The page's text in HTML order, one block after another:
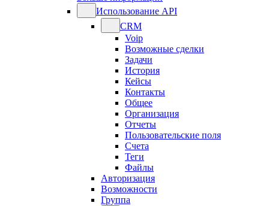
Использование API
CRM
Voip
Возможные сделки
Задачи
История
Кейсы
Контакты
Общее
Организация
Отчеты
Пользовательские поля
Счета
Теги
Файлы
Авторизация
Возможности
Группа